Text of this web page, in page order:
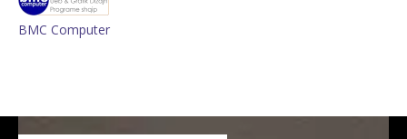
BMC Computer